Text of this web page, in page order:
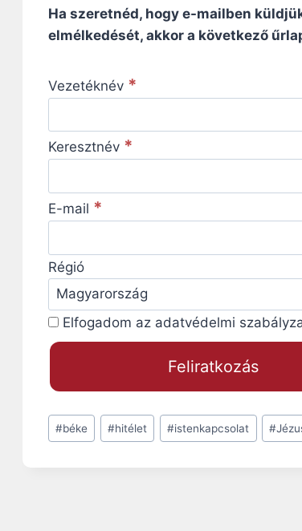
Ha szeretnéd, hogy e-mailben
elmélkedését, akkor a következő
Vezetéknév *
Keresztnév *
E-mail *
Régió
Elfogadom az adatvédelmi
Post
Tags:
#béke #hitélet #istenkapcsolat #